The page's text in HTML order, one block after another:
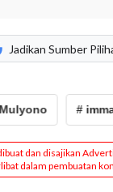
Jadikan Sumber
#